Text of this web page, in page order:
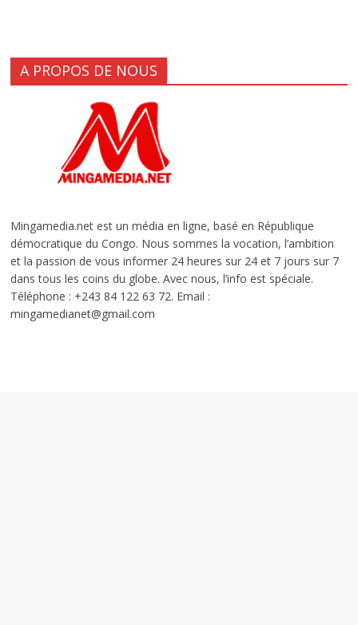
A PROPOS DE NOUS
Mingamedia.net est un média en ligne, basé en République
démocratique du Congo. Nous sommes la vocation, l’ambition
et la passion de vous informer 24 heures sur 24 et 7 jours sur 7
dans tous les coins du globe. Avec nous, l’info est spéciale.
Téléphone : +243 84 122 63 72. Email :
mingamedianet@gmail.com